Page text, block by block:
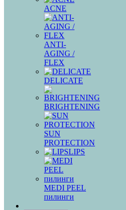
ACNE
ANTI-
AGING /
FLEX
DELICATE
BRIGHTENING
SUN
PROTECTION
LIPS
MEDI PEEL
пилинги